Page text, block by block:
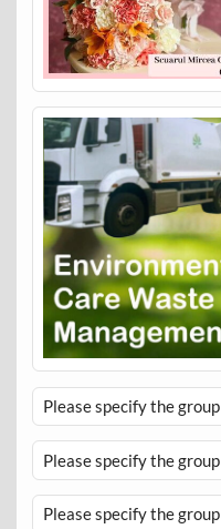
Please specify the group
Please specify the group
Please specify the group